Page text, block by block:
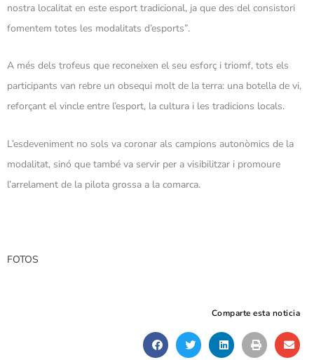
nostra localitat en este esport tradicional, ja que des del consistori
fomentem totes les modalitats d’esports”.
A més dels trofeus que reconeixen el seu esforç i triomf, tots els
participants van rebre un obsequi molt de la terra: una botella de vi,
reforçant el vincle entre l’esport, la cultura i les tradicions locals.
L’esdeveniment no sols va coronar als campions autonòmics de la
modalitat, sinó que també va servir per a visibilitzar i promoure
l’arrelament de la pilota grossa a la comarca.
FOTOS
Comparte esta noticia